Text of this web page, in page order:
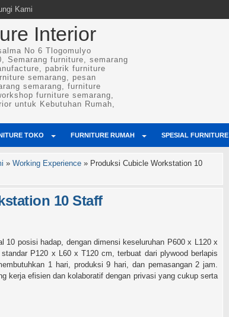
Kami
Interior
No 6 Tlogomulyo
Semarang furniture, semarang
pabrik furniture
semarang, pesan
semarang, furniture
furniture semarang,
untuk Kebutuhan Rumah,
TOKO FURNITURE RUMAH SPESIAL FURNITURE
» Working Experience » Produksi Cubicle Workstation 10
10 Staff
10 posisi hadap, dengan dimensi keseluruhan P600 x L120 x
P120 x L60 x T120 cm, terbuat dari plywood berlapis
1 hari, produksi 9 hari, dan pemasangan 2 jam.
kerja efisien dan kolaboratif dengan privasi yang cukup serta